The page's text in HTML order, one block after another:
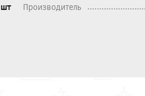
шт Производитель